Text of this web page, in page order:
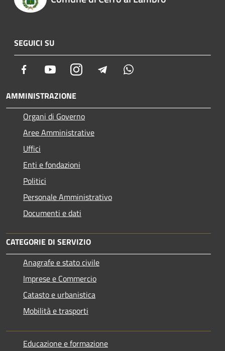
SEGUICI SU
Facebook YoutubeInstagram Telegram
AMMINISTRAZIONE
Organi di Governo
Aree Amministrative
Uffici
Enti e fondazioni
Politici
Personale Amministrativo
Documenti e dati
CATEGORIE DI SERVIZIO
Anagrafe e stato civile
Imprese e Commercio
Catasto e urbanistica
Mobilità e trasporti
Educazione e formazione